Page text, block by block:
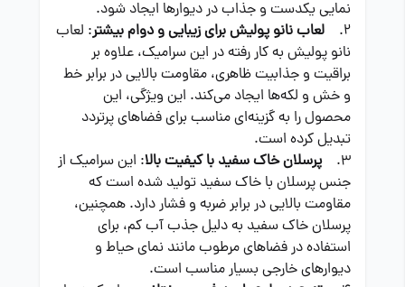
نمایی یکدست و جذاب در دیوارها ایجاد شود.
2.
لعاب نانو پولیش برای زیبایی و دوام بیشتر: لعاب
نانو پولیش به کار رفته در این سرامیک، علاوه بر
براقیت و جذابیت ظاهری، مقاومت بالایی در برابر خط
و خش و لکه‌ها ایجاد می‌کند. این ویژگی، این
محصول را به گزینه‌ای مناسب برای فضاهای پرتردد
تبدیل کرده است.
3.
پرسلان خاک سفید با کیفیت بالا: این سرامیک از
جنس پرسلان با خاک سفید تولید شده است که
مقاومت بالایی در برابر ضربه و فشار دارد. همچنین،
پرسلان خاک سفید به دلیل جذب آب کم، برای
استفاده در فضاهای مرطوب مانند نمای حیاط و
دیوارهای خارجی بسیار مناسب است.